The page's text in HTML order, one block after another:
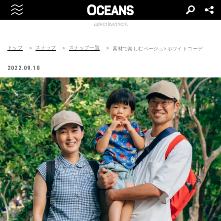
advertisement
トップ スナップ スナップ一覧 素材で楽しむベージュ×ホワイトコーデ
2022.09.10